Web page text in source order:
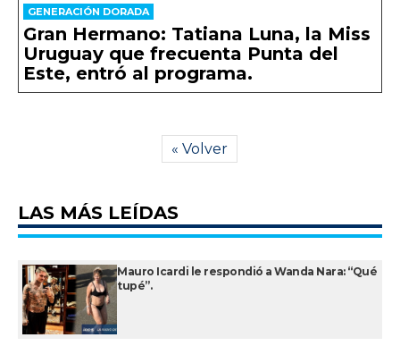
GENERACIÓN DORADA
Gran Hermano: Tatiana Luna, la Miss
Uruguay que frecuenta Punta del
Este, entró al programa.
« Volver
LAS MÁS LEÍDAS
Mauro Icardi le respondió a Wanda Nara: “Qué
tupé”.